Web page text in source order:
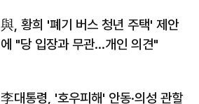
與, 황희 '폐기 버스 청년 주택' 제안
에 "당 입장과 무관…개인 의견"
李대통령, '호우피해' 안동·의성 관할